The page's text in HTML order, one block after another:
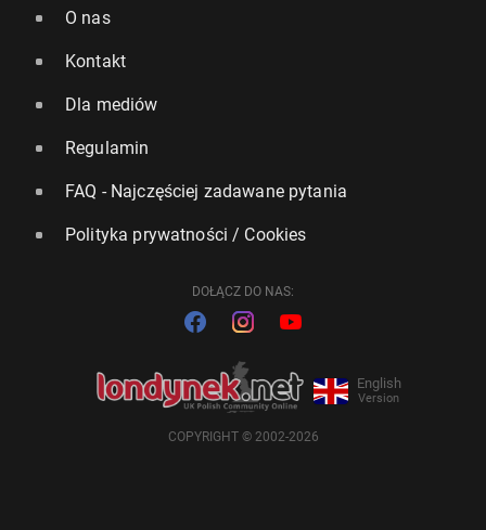
O nas
Kontakt
Dla mediów
Regulamin
FAQ - Najczęściej zadawane pytania
Polityka prywatności / Cookies
DOŁĄCZ DO NAS:
English
Version
COPYRIGHT © 2002-2026